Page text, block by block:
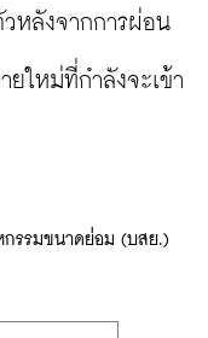
หลังจากการผ่อน
ใหม่ที่กำลังจะเข้า
กรรมขนาดย่อม (บสย.)